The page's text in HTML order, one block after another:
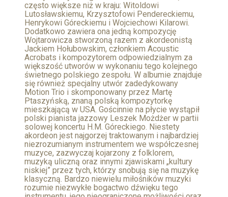
często większe niż w kraju: Witoldowi
Lutosławskiemu, Krzysztofowi Pendereckiemu,
Henrykowi Góreckiemu i Wojciechowi Kilarowi.
Dodatkowo zawiera ona jedną kompozycję
Wojtarowicza stworzoną razem z akordeonistą
Jackiem Hołubowskim, członkiem Acoustic
Acrobats i kompozytorem odpowiedzialnym za
większość utworów w wykonaniu tego kolejnego
świetnego polskiego zespołu. W albumie znajduje
się również specjalny utwór zadedykowany
Motion Trio i skomponowany przez Martę
Ptaszyńską, znaną polską kompozytorkę
mieszkającą w USA. Gościnnie na płycie wystąpił
polski pianista jazzowy Leszek Możdżer w partii
solowej koncertu H.M. Góreckiego. Niestety
akordeon jest najgorzej traktowanym i najbardziej
niezrozumianym instrumentem we współczesnej
muzyce, zazwyczaj kojarzony z folklorem,
muzyką uliczną oraz innymi zjawiskami „kultury
niskiej” przez tych, którzy snobują się na muzykę
klasyczną. Bardzo niewielu miłośników muzyki
rozumie niezwykłe bogactwo dźwięku tego